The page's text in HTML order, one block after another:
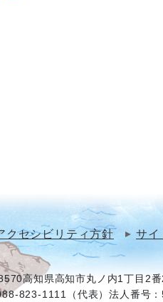
クセシビリティ方針 サイ
高知県高知市丸ノ内1丁目2
823-1111（代表）法人番号